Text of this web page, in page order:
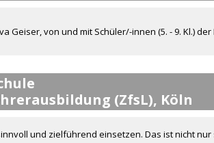
Geiser, von und mit Schüler/-innen (5. - 9. Kl.)
(ZfsL), Köln
und zielführend einsetzen. Das ist nicht